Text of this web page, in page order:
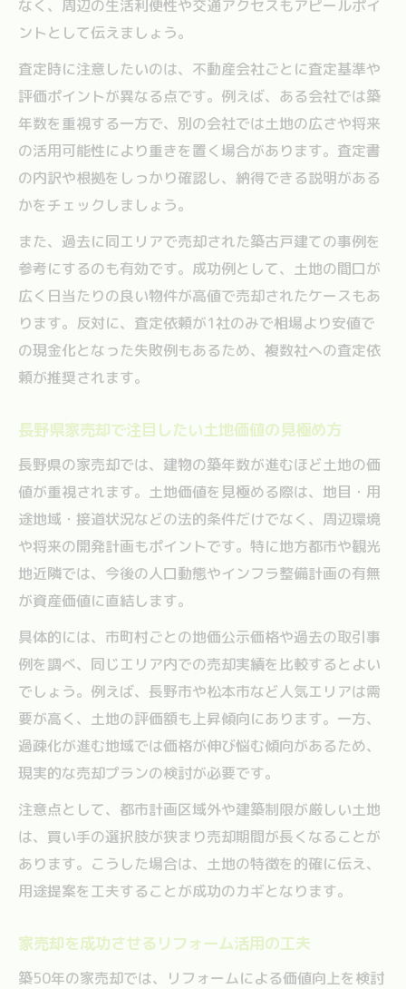
なく、周辺の生活利便性や交通アクセスもアピールポイ
ントとして伝えましょう。
査定時に注意したいのは、不動産会社ごとに査定基準や
評価ポイントが異なる点です。例えば、ある会社では築
年数を重視する一方で、別の会社では土地の広さや将来
の活用可能性により重きを置く場合があります。査定書
の内訳や根拠をしっかり確認し、納得できる説明がある
かをチェックしましょう。
また、過去に同エリアで売却された築古戸建ての事例を
参考にするのも有効です。成功例として、土地の間口が
広く日当たりの良い物件が高値で売却されたケースもあ
ります。反対に、査定依頼が1社のみで相場より安値で
の現金化となった失敗例もあるため、複数社への査定依
頼が推奨されます。
長野県家売却で注目したい土地価値の見極め方
長野県の家売却では、建物の築年数が進むほど土地の価
値が重視されます。土地価値を見極める際は、地目・用
途地域・接道状況などの法的条件だけでなく、周辺環境
や将来の開発計画もポイントです。特に地方都市や観光
地近隣では、今後の人口動態やインフラ整備計画の有無
が資産価値に直結します。
具体的には、市町村ごとの地価公示価格や過去の取引事
例を調べ、同じエリア内での売却実績を比較するとよい
でしょう。例えば、長野市や松本市など人気エリアは需
要が高く、土地の評価額も上昇傾向にあります。一方、
過疎化が進む地域では価格が伸び悩む傾向があるため、
現実的な売却プランの検討が必要です。
注意点として、都市計画区域外や建築制限が厳しい土地
は、買い手の選択肢が狭まり売却期間が長くなることが
あります。こうした場合は、土地の特徴を的確に伝え、
用途提案を工夫することが成功のカギとなります。
家売却を成功させるリフォーム活用の工夫
築50年の家売却では、リフォームによる価値向上を検討